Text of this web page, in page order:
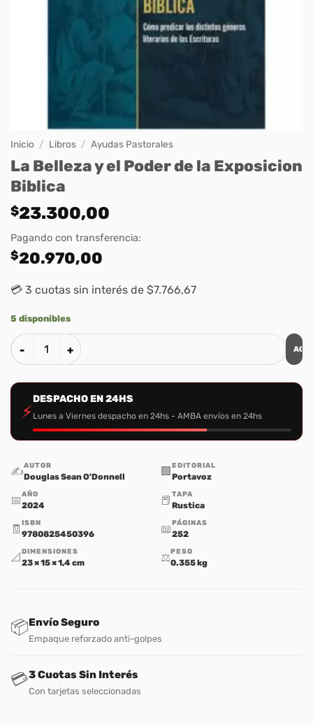
Inicio / Libros / Ayudas Pastorales
La Belleza y el Poder de la Exposicion
Biblica
$23.300,00
Pagando con transferencia:
$20.970,00
💳 3 cuotas sin interés de $7.766,67
5 disponibles
La Belleza y el Poder de la Exposicion Biblica cantidad
⚡
DESPACHO EN 24HS
Lunes a Viernes despacho en 24hs - AMBA envíos en 24hs
✍️AUTOR
Douglas Sean O'Donnell 🏢 EDITORIAL
Portavoz
📅AÑO
2024 📕 TAPA
Rustica
🧾 ISBN
9780825450396 📖PÁGINAS
252
📐 DIMENSIONES
23 × 15 × 1,4 cm ⚖️PESO
0.355 kg
📦Envío Seguro
Empaque reforzado anti-golpes
💳3 Cuotas Sin Interés
Con tarjetas seleccionadas